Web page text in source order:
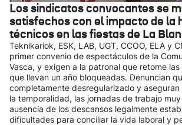
Los sindicatos convocantes se
satisfechos con el impacto de la
técnicos en las fiestas de La
Teknikariok, ESK, LAB, UGT, CCOO, ELA y
primer convenio de espectáculos de la
Vasca, y exigen a la patronal que retome
que llevan un año bloqueadas. Denuncian
completamente desregularizado y
la temporalidad, las jornadas de trabajo
ausencia de los descansos legalmente
dificultades para conciliar la vida laboral y